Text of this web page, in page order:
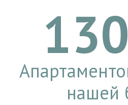
нашей